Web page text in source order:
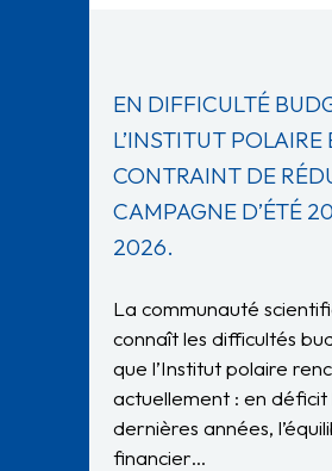
EN DIFFICULTÉ
L’INSTITUT POLAIRE
CONTRAINT DE
CAMPAGNE D’ÉTÉ
2026.
La communauté
connaît les difficultés
que l’Institut polaire
actuellement : en déficit
dernières années,
financier…